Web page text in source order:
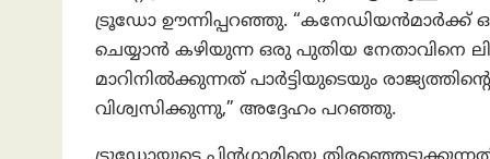
ട്രൂഡോ ഊന്നിപ്പറഞ്ഞു. “കനേഡിയൻമാർക്ക്
ചെയ്യാൻ കഴിയുന്ന ഒരു പുതിയ നേതാവിനെ
മാറിനിൽക്കുന്നത് പാർട്ടിയുടെയും
വിശ്വസിക്കുന്നു,” അദ്ദേഹം പറഞ്ഞു.